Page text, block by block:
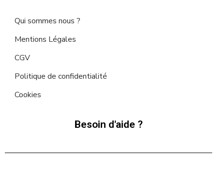
Qui sommes nous ?
Mentions Légales
CGV
Politique de confidentialité
Cookies
Besoin d'aide ?